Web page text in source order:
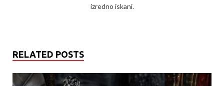
izredno iskani.
RELATED POSTS